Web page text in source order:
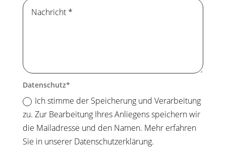
Datenschutz
Ich stimme der Speicherung und Verarbeitung
zu. Zur Bearbeitung Ihres Anliegens speichern wir
die Mailadresse und den Namen. Mehr erfahren
Sie in unserer Datenschutzerklärung.